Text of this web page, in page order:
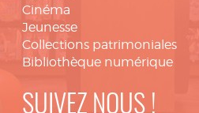
Cinéma
Jeunesse
Collections patrimoniales
Bibliothèque numérique
SUIVEZ NOUS !